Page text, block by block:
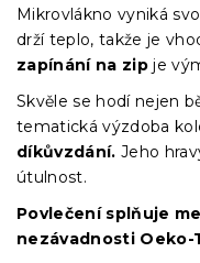
Mikrovlákno vyniká
drží teplo, takže je
zapínání na zip je
Skvěle se hodí nejen
tematická výzdoba
díkůvzdání. Jeho
útulnost.
Povlečení splňuje
nezávadnosti Oeko-